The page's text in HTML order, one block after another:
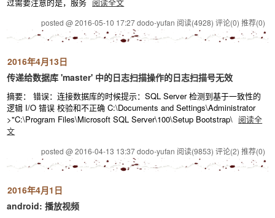
posted @ 2016-05-10 17:27 dodo-yufan 阅读(4928) 评论(0) 推荐(0)
2016年4月13日
传递给数据库 'master' 中的日志扫描操作的日志扫描号无效
摘要： 错误：连接数据库的时候提示：SQL Server 检测到基于一致性的
逻辑 I/O 错误 校验和不正确 C:\Documents and Settings\Administrator
>"C:\Program Files\Microsoft SQL Server\100\Setup Bootstrap\ 阅读全
文
posted @ 2016-04-13 13:37 dodo-yufan 阅读(9853) 评论(2) 推荐(0)
2016年4月1日
android: 播放视频